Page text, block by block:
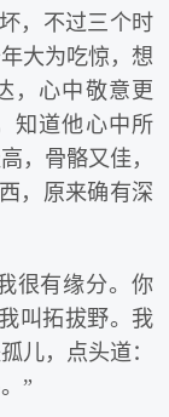
，不过三个时
大为吃惊，想
，心中敬意更
知道他心中所
，骨骼又佳，
，原来确有深
很有缘分。你
叫拓拔野。我
儿，点头道：
”